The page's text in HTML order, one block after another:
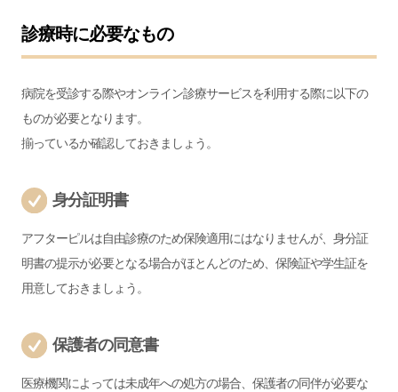
診療時に必要なもの
病院を受診する際やオンライン診療サービスを利用する際に以下の
ものが必要となります。
揃っているか確認しておきましょう。
身分証明書
アフターピルは自由診療のため保険適用にはなりませんが、身分証
明書の提示が必要となる場合がほとんどのため、保険証や学生証を
用意しておきましょう。
保護者の同意書
医療機関によっては未成年への処方の場合、保護者の同伴が必要な